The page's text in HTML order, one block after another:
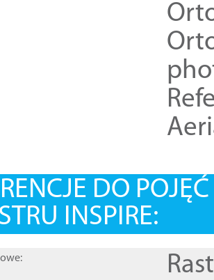
DO
INSPIRE: